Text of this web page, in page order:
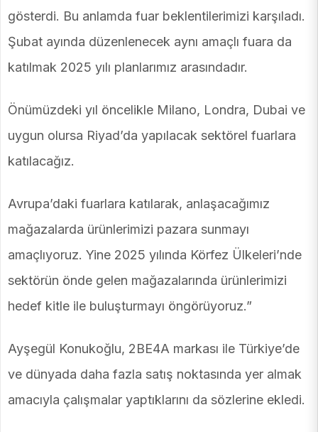
gösterdi. Bu anlamda fuar beklentilerimizi karşıladı.
Şubat ayında düzenlenecek aynı amaçlı fuara da
katılmak 2025 yılı planlarımız arasındadır.
Önümüzdeki yıl öncelikle Milano, Londra, Dubai ve
uygun olursa Riyad’da yapılacak sektörel fuarlara
katılacağız.
Avrupa’daki fuarlara katılarak, anlaşacağımız
mağazalarda ürünlerimizi pazara sunmayı
amaçlıyoruz. Yine 2025 yılında Körfez Ülkeleri’nde
sektörün önde gelen mağazalarında ürünlerimizi
hedef kitle ile buluşturmayı öngörüyoruz.”
Ayşegül Konukoğlu, 2BE4A markası ile Türkiye’de
ve dünyada daha fazla satış noktasında yer almak
amacıyla çalışmalar yaptıklarını da sözlerine ekledi.